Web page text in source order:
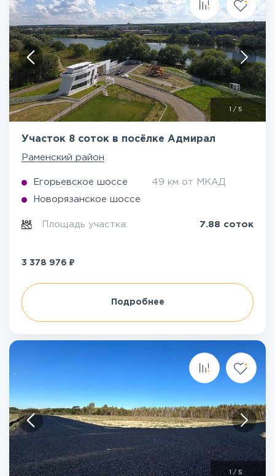
/ 5
Участок 8 соток в посёлке Адмирал
Раменский район
Егорьевское шоссе 49 км от МКАД
Новорязанское шоссе
Площадь участка: 7.88 соток
3 378 976 ₽
Подробнее
1 / 5